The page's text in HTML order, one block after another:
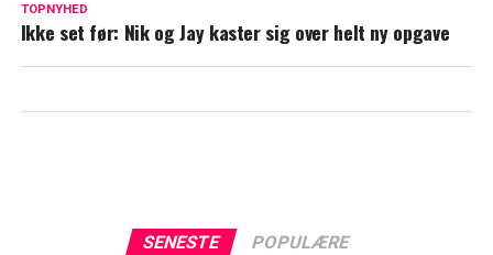
TOPNYHED
Ikke set før: Nik og Jay kaster sig over helt ny opgave
SENESTE POPULÆRE